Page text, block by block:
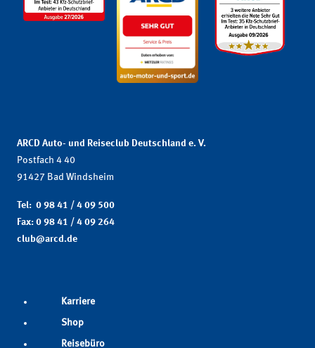
ARCD Auto- und Reiseclub Deutschland e. V.
Postfach 4 40
91427 Bad Windsheim
Tel: 0 98 41 / 4 09 500
Fax: 0 98 41 / 4 09 264
club@arcd.de
Karriere
Shop
Reisebüro